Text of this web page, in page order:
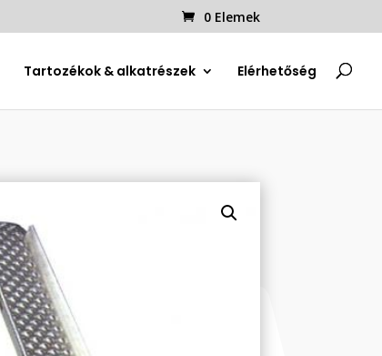
0 Elemek
Tartozékok & alkatrészek Elérhetőség